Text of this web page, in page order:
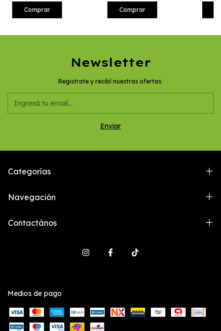
Newsletter
Registrate y recibí nuestras ofertas.
Categorías
Navegación
Contactános
Medios de pago